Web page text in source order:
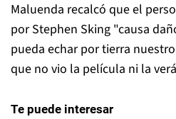
Maluenda recalcó que el
por Stephen Sking "causa
pueda echar por tierra
que no vio la película ni la
Te puede interesar